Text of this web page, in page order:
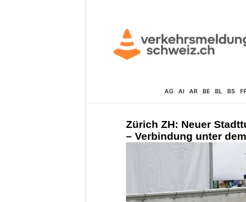
AG AI AR BE BL BS
Zürich ZH: Neuer
– Verbindung unter